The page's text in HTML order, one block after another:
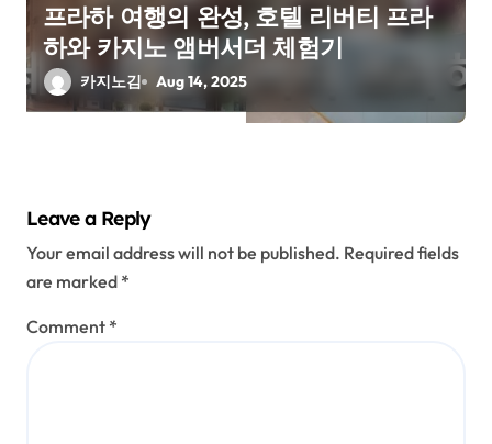
프라하 여행의 완성, 호텔 리버티 프라
하와 카지노 앰버서더 체험기
카지노김 Aug 14, 2025
Leave a Reply
Your email address will not be published. Required fields
are marked *
Comment *